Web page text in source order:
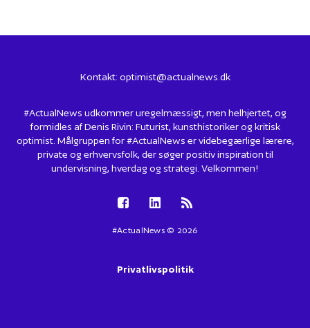
Kontakt: optimist@actualnews.dk
#ActualNews udkommer uregelmæssigt, men helhjertet, og
formidles af Denis Rivin: Futurist, kunsthistoriker og kritisk
optimist. Målgruppen for #ActualNews er videbegærlige lærere,
private og erhvervsfolk, der søger positiv inspiration til
undervisning, hverdag og strategi. Velkommen!
#ActualNews © 2026
Privatlivspolitik